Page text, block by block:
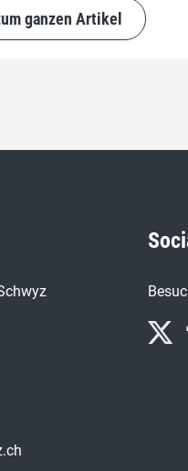
ganzen Artikel